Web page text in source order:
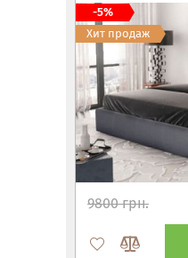
9800 грн.
-5%
Хит продаж